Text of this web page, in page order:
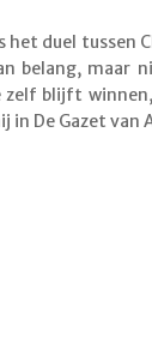
het duel tussen
belang, maar
zelf blijft
in De Gazet van